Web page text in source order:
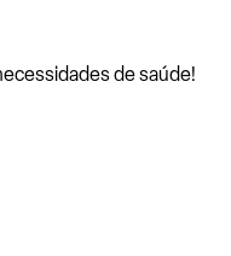
de saúde!